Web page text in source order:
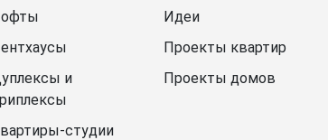
и
студии
Идеи
Проекты квартир
Проекты домов